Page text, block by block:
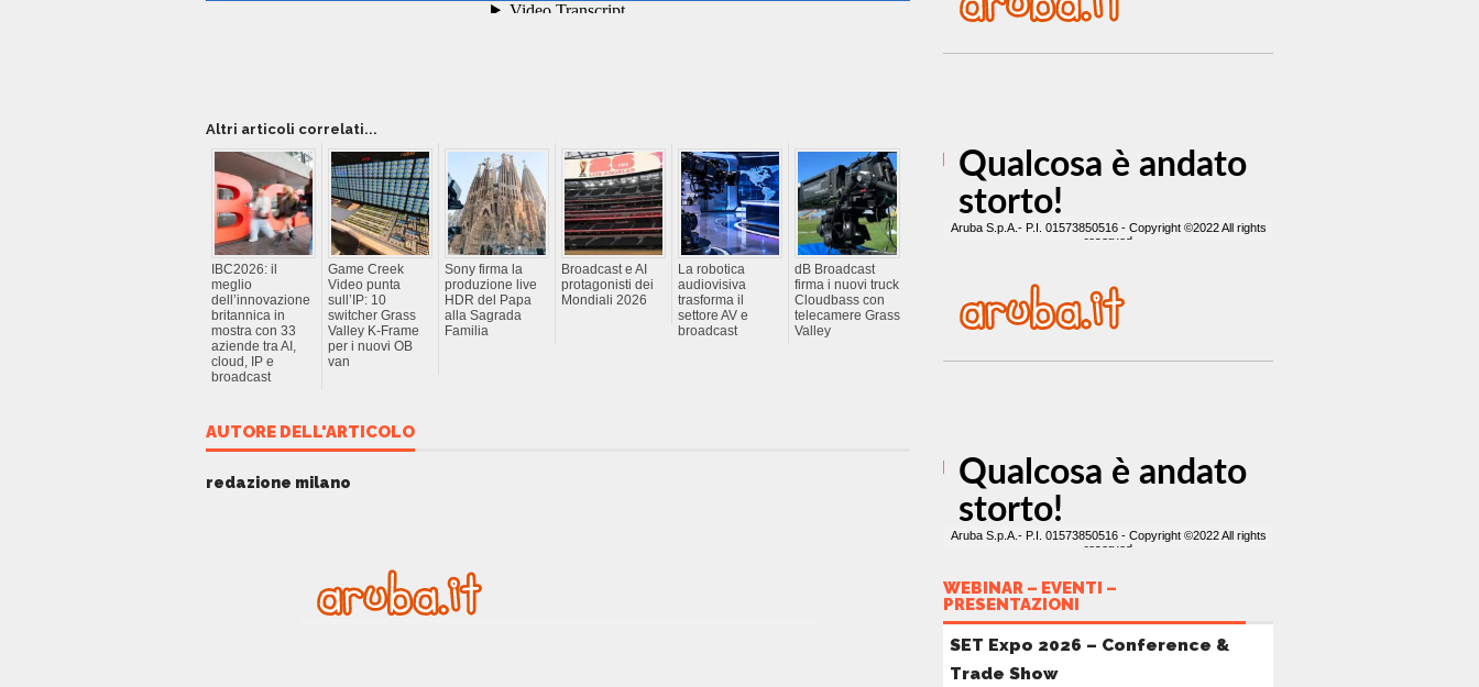
Altri articoli correlati...
IBC2026: il
meglio
dell’innovazione
britannica in
mostra con 33
aziende tra AI,
cloud, IP e
broadcast
Game Creek
Video punta
sull’IP: 10
switcher Grass
Valley K-Frame
per i nuovi OB
van
Sony firma la
produzione live
HDR del Papa
alla Sagrada
Familia
Broadcast e AI
protagonisti dei
Mondiali 2026
La robotica
audiovisiva
trasforma il
settore AV e
broadcast
dB Broadcast
firma i nuovi truck
Cloudbass con
telecamere Grass
Valley
AUTORE DELL'ARTICOLO
redazione milano
WEBINAR – EVENTI –
PRESENTAZIONI
SET Expo 2026 – Conference &
Trade Show